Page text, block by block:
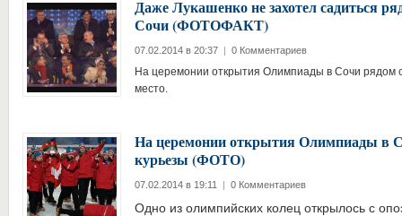
Даже Лукашенко не захотел садиться
Сочи (ФОТОФАКТ)
07.02.2014 в 20:37 | 0 Комментариев
На церемонии открытия Олимпиады в Сочи рядом
место.
На церемонии открытия Олимпиады в
курьезы (ФОТО)
07.02.2014 в 19:11 | 0 Комментариев
Одно из олимпийских колец открылось с